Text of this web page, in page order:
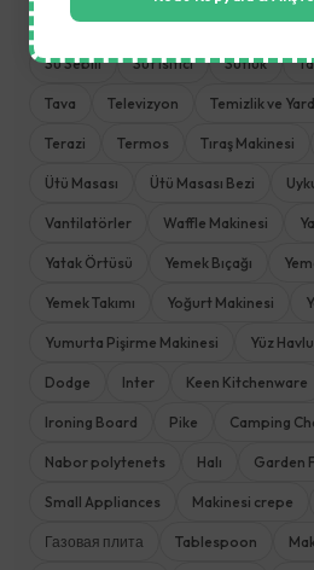
Şemsiye Tente Servis Seti
Su Sebili Süt Isıtıcı Sütlük
Tava Televizyon Temizlik ve
Terazi Termos Tıraş Makinesi
Ütü Masası Ütü Masası Bezi
Vantilatörler Waffle Makinesi
Yatak Örtüsü Yemek Bıçağı
Yemek Takımı Yoğurt Makinesi
Yumurta Pişirme Makinesi Yüz
Dodge Inter Keen Kitchenware
Ironing Board Pike Camping
Nabor polytenets Halı Garden
Small Appliances Makinesi crepe
Газовая плита Tablespoon